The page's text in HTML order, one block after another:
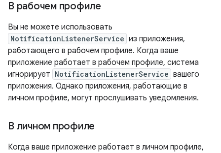
В рабочем профиле
Вы не можете использовать
NotificationListenerService из приложения,
работающего в рабочем профиле. Когда ваше
приложение работает в рабочем профиле, система
игнорирует NotificationListenerService вашего
приложения. Однако приложения, работающие в
личном профиле, могут прослушивать уведомления.
В личном профиле
Когда ваше приложение работает в личном профиле,